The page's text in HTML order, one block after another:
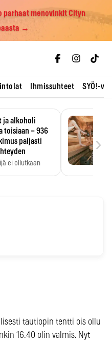
parhaat menovinkit Cityn
→
Ihmissuhteet SYÖ!-
ja alkoholi
toisiaan – 936
paljasti
ei ollutkaan
›
tautiopin tentti ois ollu
16.40 olin valmis. Nyt